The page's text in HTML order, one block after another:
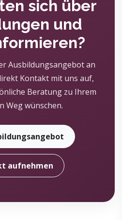
sich über
und
Ausbildungsangebot an
Kontakt mit uns auf,
Beratung zu Ihrem
Weg wünschen.
aufnehmen